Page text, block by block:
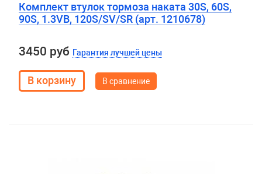
Комплект втулок тормоза наката 30S, 60S,
90S, 1.3VB, 120S/SV/SR (арт. 1210678)
3450 руб Гарантия лучшей цены
В сравнение